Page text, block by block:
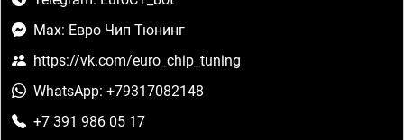
Max: Евро Чип Тюнинг
https://vk.com/euro_chip_tuning
WhatsApp: +79317082148
+7 391 986 05 17